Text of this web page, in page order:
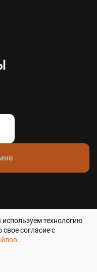
в Хабаровске, 2026
технологию
согласие с
.